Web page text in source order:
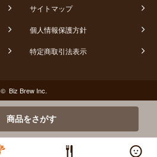
商品をさがす
サイトマップ
個人情報保護方針
特定商取引法表示
© Biz Brew Inc.